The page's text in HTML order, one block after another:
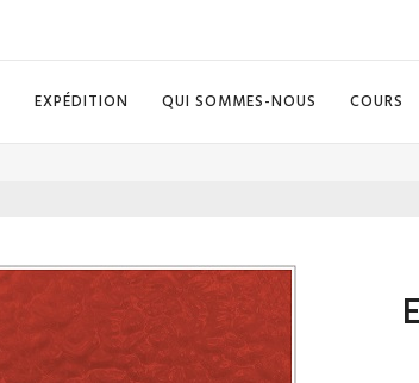
EXPÉDITION QUI SOMMES-NOUS COURS